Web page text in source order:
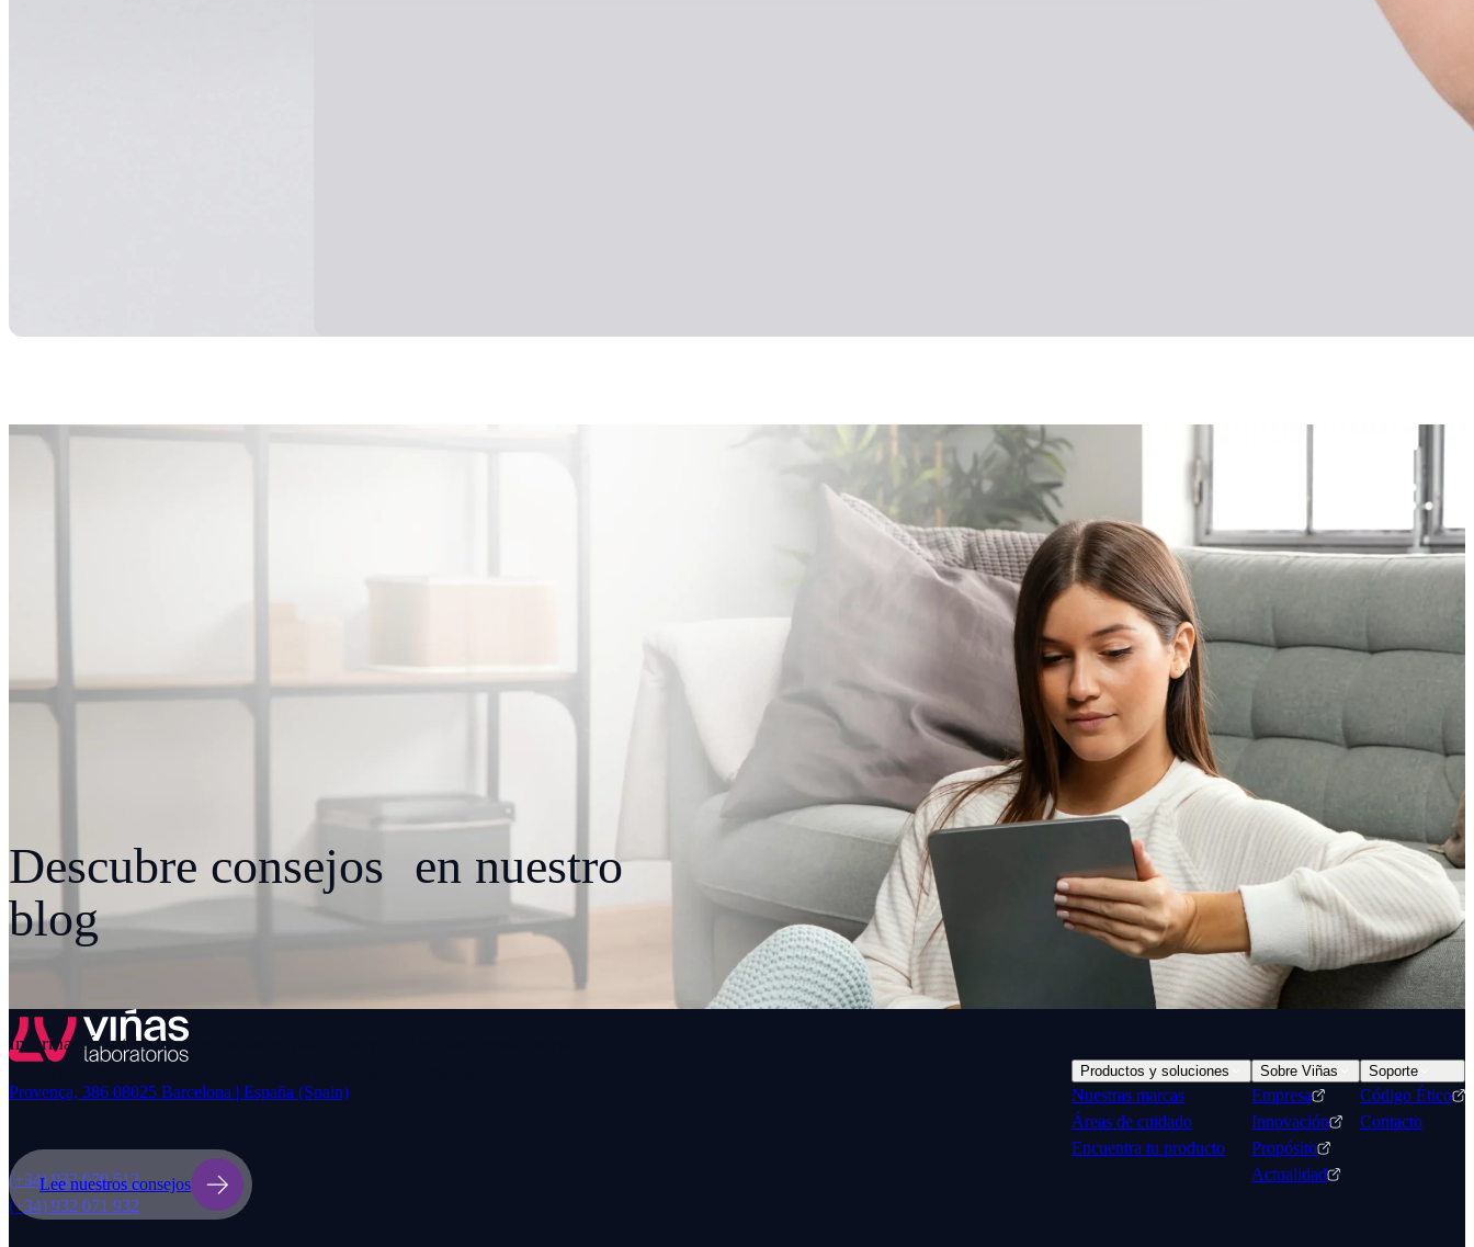
Descubre consejos en nuestro
blog
Información útil, recomendaciones prácticas y contenidos pensados para
Lee nuestros consejos
Provença, 386 08025 Barcelona | España (Spain)
(+34) 932 070 512
(+34) 932 071 932
Productos y soluciones
Nuestras marcas
Áreas de cuidado
Encuentra tu producto
Sobre Viñas
Empresa
Innovación
Propósito
Actualidad
Soporte
Código Ético
Contacto